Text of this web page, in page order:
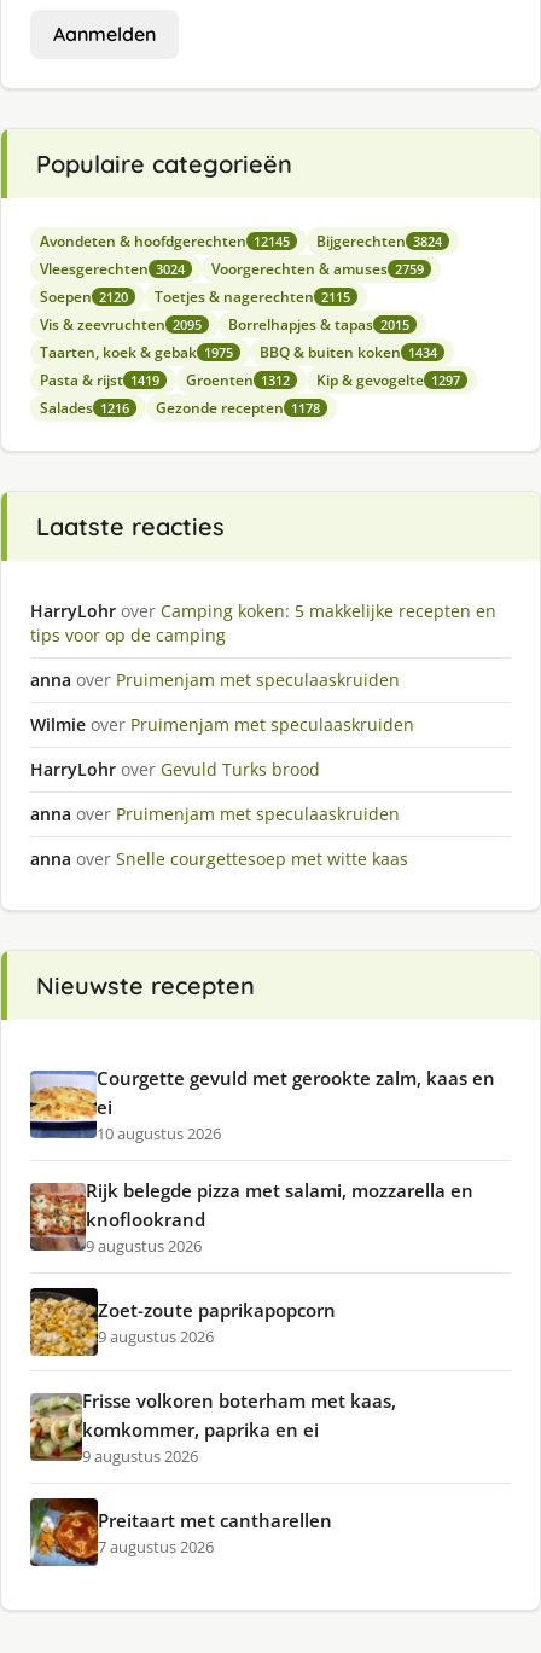
Aanmelden
Populaire categorieën
Avondeten & hoofdgerechten 12145 Bijgerechten 3824
Vleesgerechten 3024 Voorgerechten & amuses 2759
Soepen 2120 Toetjes & nagerechten 2115
Vis & zeevruchten 2095 Borrelhapjes & tapas 2015
Taarten, koek & gebak 1975 BBQ & buiten koken 1434
Pasta & rijst 1419 Groenten 1312 Kip & gevogelte 1297
Salades 1216 Gezonde recepten 1178
Laatste reacties
HarryLohr over Camping koken: 5 makkelijke recepten en
tips voor op de camping
anna over Pruimenjam met speculaaskruiden
Wilmie over Pruimenjam met speculaaskruiden
HarryLohr over Gevuld Turks brood
anna over Pruimenjam met speculaaskruiden
anna over Snelle courgettesoep met witte kaas
Nieuwste recepten
Courgette gevuld met gerookte zalm, kaas en
ei
10 augustus 2026
Rijk belegde pizza met salami, mozzarella en
knoflookrand
9 augustus 2026
Zoet-zoute paprikapopcorn
9 augustus 2026
Frisse volkoren boterham met kaas,
komkommer, paprika en ei
9 augustus 2026
Preitaart met cantharellen
7 augustus 2026